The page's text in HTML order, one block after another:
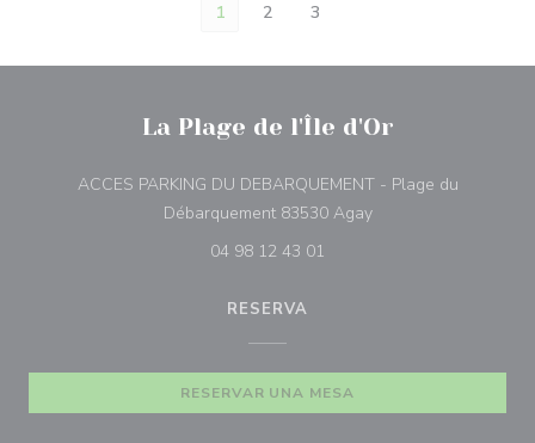
1 2 3
La Plage de l'Île d'Or
ACCES PARKING DU DEBARQUEMENT - Plage du
Débarquement 83530 Agay((abre en una nueva
04 98 12 43 01
RESERVA
RESERVAR UNA MESA